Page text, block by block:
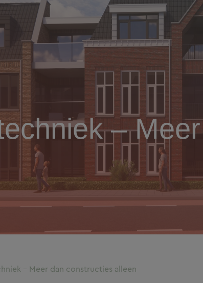
–
– Meer dan constructies alleen